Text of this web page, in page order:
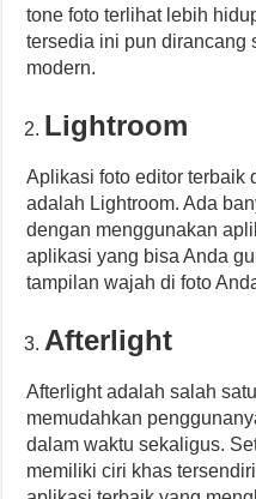
tone foto terlihat lebih
tersedia ini pun dirancang
modern.
Lightroom
Aplikasi foto editor terbaik
adalah Lightroom. Ada
dengan menggunakan
aplikasi yang bisa Anda
tampilan wajah di foto
Afterlight
Afterlight adalah salah
memudahkan
dalam waktu sekaligus.
memiliki ciri khas